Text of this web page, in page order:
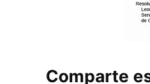
Comparte